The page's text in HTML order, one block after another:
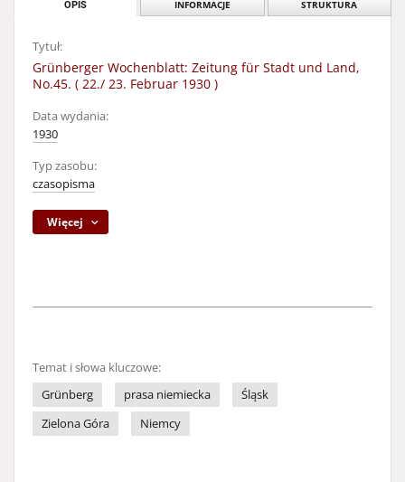
OPIS INFORMACJE STRUKTURA
Tytuł:
Grünberger Wochenblatt: Zeitung für Stadt und Land,
No.45. ( 22./ 23. Februar 1930 )
Data wydania:
1930
Typ zasobu:
czasopisma
Więcej
Temat i słowa kluczowe:
Grünberg
prasa niemiecka
Śląsk
Zielona Góra
Niemcy